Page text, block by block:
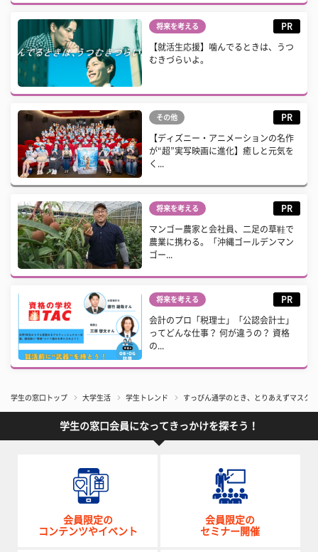
将来を考える PR
【就活生応援】噛んでるときは、うつ
むきづらいよ。
その他 PR
【ディズニー・アニメーションの名作
が“超”実写映画に進化】癒しと元気を
く...
将来を考える PR
マンゴー農家と会社員、二足の草鞋で
農業に携わる。「沖縄ゴールデンマン
ゴー...
将来を考える PR
会計のプロ「税理士」「公認会計士」
ってどんな仕事？ 何が違うの？ 資格
の...
学生の窓口トップ 大学生活 学生トレンド すっぴん通学のとき、とりあえずマスク
学生の窓口会員になってきっかけを探そう！
会員限定の
コンテンツやイベント
会員限定の
セミナー開催